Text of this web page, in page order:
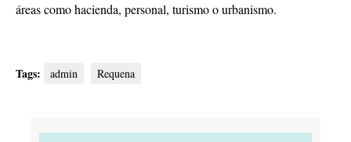
áreas como hacienda, personal, turismo o urbanismo.
Tags: admin Requena